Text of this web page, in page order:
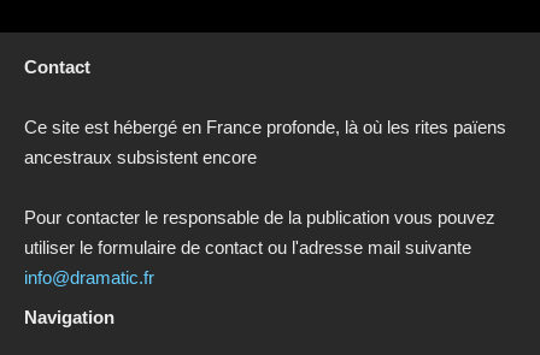
Contact
Ce site est hébergé en France profonde, là où les rites païens
ancestraux subsistent encore
Pour contacter le responsable de la publication vous pouvez
utiliser le formulaire de contact ou l'adresse mail suivante
info@dramatic.fr
Navigation